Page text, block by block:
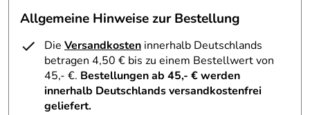
Allgemeine Hinweise zur Bestellung
Die Versandkosten innerhalb Deutschlands
betragen 4,50 € bis zu einem Bestellwert von
45,- €. Bestellungen ab 45,- € werden
innerhalb Deutschlands versandkostenfrei
geliefert.